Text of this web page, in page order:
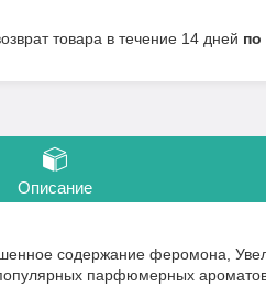
товара в течение 14 дней по
Описание
содержание феромона,
парфюмерных